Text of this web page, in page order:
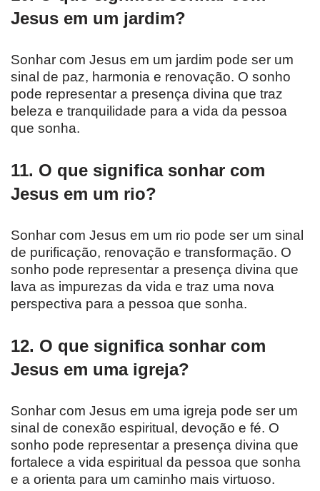
Jesus em um jardim?
Sonhar com Jesus em um jardim pode ser um
sinal de paz, harmonia e renovação. O sonho
pode representar a presença divina que traz
beleza e tranquilidade para a vida da pessoa
que sonha.
11. O que significa sonhar com
Jesus em um rio?
Sonhar com Jesus em um rio pode ser um sinal
de purificação, renovação e transformação. O
sonho pode representar a presença divina que
lava as impurezas da vida e traz uma nova
perspectiva para a pessoa que sonha.
12. O que significa sonhar com
Jesus em uma igreja?
Sonhar com Jesus em uma igreja pode ser um
sinal de conexão espiritual, devoção e fé. O
sonho pode representar a presença divina que
fortalece a vida espiritual da pessoa que sonha
e a orienta para um caminho mais virtuoso.